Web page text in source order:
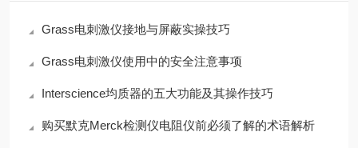
Grass电刺激仪接地与屏蔽实操技巧
Grass电刺激仪使用中的安全注意事项
Interscience均质器的五大功能及其操作技巧
购买默克Merck检测仪电阻仪前必须了解的术语解析